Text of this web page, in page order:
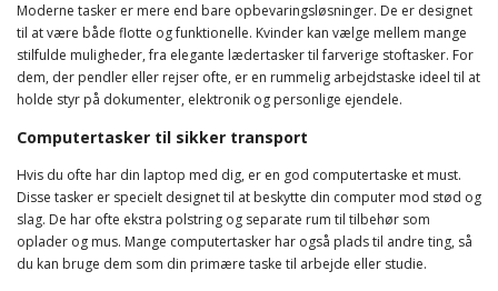
Moderne tasker er mere end bare opbevaringsløsninger. De er designet
til at være både flotte og funktionelle. Kvinder kan vælge mellem mange
stilfulde muligheder, fra elegante lædertasker til farverige stoftasker. For
dem, der pendler eller rejser ofte, er en rummelig arbejdstaske ideel til at
holde styr på dokumenter, elektronik og personlige ejendele.
Computertasker til sikker transport
Hvis du ofte har din laptop med dig, er en god computertaske et must.
Disse tasker er specielt designet til at beskytte din computer mod stød og
slag. De har ofte ekstra polstring og separate rum til tilbehør som
oplader og mus. Mange computertasker har også plads til andre ting, så
du kan bruge dem som din primære taske til arbejde eller studie.